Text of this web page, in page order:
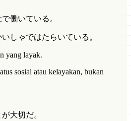
働いている。
しゃではたらいている。
yang layak.
sosial atau kelayakan, bukan
大切だ。